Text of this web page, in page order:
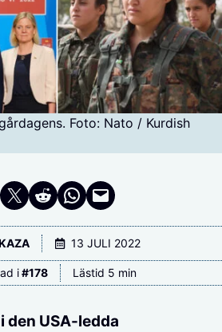
Foto: Nato / Kurdish
Facebook
Dela på Twitter
Dela på RedditDela i WhatsApp
Maila en länk
13 JULI 2022
i#178 Lästid 5 min
den USA-ledda